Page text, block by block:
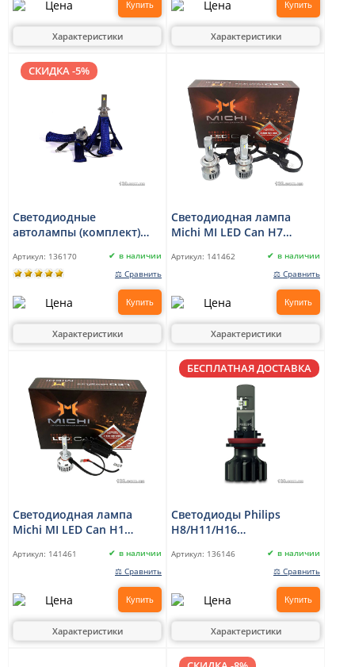
Купить
Характеристики
Купить
Характеристики
СКИДКА -5%
Светодиодные
автолампы (комплект)
(PX26d) 80W 9-32V 6000K
Артикул: 136170
в наличии
⚖ Сравнить
Купить
Характеристики
Светодиодная лампа
Michi MI LED Can H7
Артикул: 141462
в наличии
⚖ Сравнить
Купить
Характеристики
Светодиодная лампа
Michi MI LED Can H1
Артикул: 141461
в наличии
⚖ Сравнить
Купить
Характеристики
БЕСПЛАТНАЯ ДОСТАВКА
Светодиоды Philips
H8/H11/H16
Ultinon Pro9000 +250%
Артикул: 136146
в наличии
⚖ Сравнить
Купить
Характеристики